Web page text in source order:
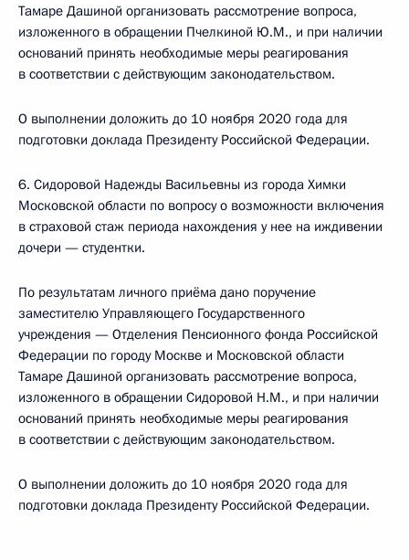
Тамаре Дашиной организовать рассмотрение вопроса,
изложенного в обращении Пчелкиной Ю.М., и при наличии
оснований принять необходимые меры реагирования
в соответствии с действующим законодательством.
О выполнении доложить до 10 ноября 2020 года для
подготовки доклада Президенту Российской Федерации.
6. Сидоровой Надежды Васильевны из города Химки
Московской области по вопросу о возможности включения
в страховой стаж периода нахождения у нее на иждивении
дочери — студентки.
По результатам личного приёма дано поручение
заместителю Управляющего Государственного
учреждения — Отделения Пенсионного фонда Российской
Федерации по городу Москве и Московской области
Тамаре Дашиной организовать рассмотрение вопроса,
изложенного в обращении Сидоровой Н.М., и при наличии
оснований принять необходимые меры реагирования
в соответствии с действующим законодательством.
О выполнении доложить до 10 ноября 2020 года для
подготовки доклада Президенту Российской Федерации.